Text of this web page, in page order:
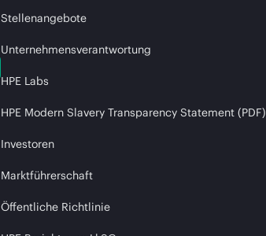
Stellenangebote
Unternehmensverantwortung
HPE Labs
HPE Modern Slavery Transparency Statement (PDF)
Investoren
Marktführerschaft
Öffentliche Richtlinie